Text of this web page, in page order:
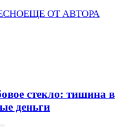
ЕЩЕ ОТ АВТОРА
стекло: тишина в
деньги